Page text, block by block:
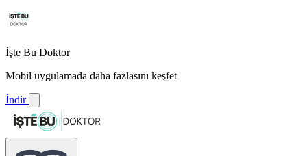
İşte Bu Doktor
Mobil uygulamada daha fazlasını keşfet
İndir